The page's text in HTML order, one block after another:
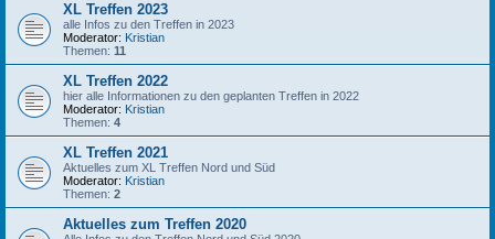
XL Treffen 2023
alle Infos zu den Treffen in 2023
Moderator: Kristian
Themen: 11
XL Treffen 2022
hier alle Informationen zu den geplanten Treffen in 2022
Moderator: Kristian
Themen: 4
XL Treffen 2021
Aktuelles zum XL Treffen Nord und Süd
Moderator: Kristian
Themen: 2
Aktuelles zum Treffen 2020